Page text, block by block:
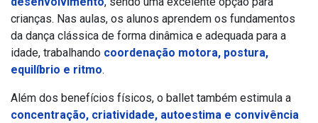
crianças. Nas aulas, os alunos aprendem os fundamentos
da dança clássica de forma dinâmica e adequada para a
idade, trabalhando coordenação motora, postura,
equilíbrio e ritmo.
Além dos benefícios físicos, o ballet também estimula a
concentração, criatividade, autoestima e convivência